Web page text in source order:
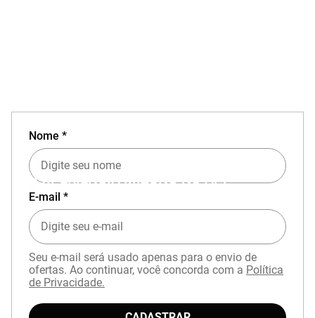
EXPERIÊNCIA MIZUNO NO APP
APP15.
Nome *
E-mail *
Seu e-mail será usado apenas para o envio de
ofertas. Ao continuar, você concorda com a Política
de Privacidade.